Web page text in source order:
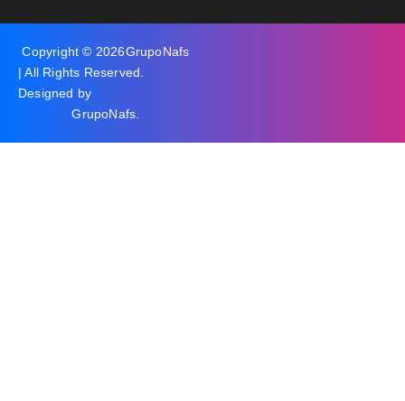
Copyright © 2026GrupoNafs
| All Rights Reserved.
Designed by
GrupoNafs